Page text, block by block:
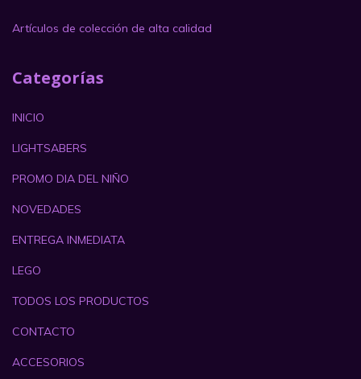
Artículos de colección de alta calidad
Categorías
INICIO
LIGHTSABERS
PROMO DIA DEL NIÑO
NOVEDADES
ENTREGA INMEDIATA
LEGO
TODOS LOS PRODUCTOS
CONTACTO
ACCESORIOS